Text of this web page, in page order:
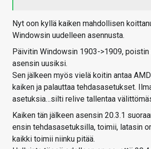
Nyt oon kyllä kaiken mahdollisen
Windowsin uudelleen asennusta.
Päivitin Windowsin 1903->1909, poistin
asensin uusiksi.
Sen jälkeen myös vielä koitin antaa
kaiken ja palauttaa tehdasasetukset.
asetuksia…silti relive tallentaa
Kaiken tän jälkeen asensin 20.3.1
ensin tehdasasetuksilla, toimii, latasin
kaikki toimii niinku pitää.